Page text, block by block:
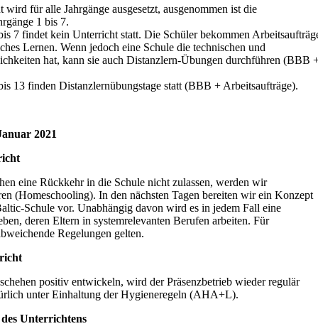
wird für alle Jahrgänge ausgesetzt, ausgenommen ist die
1 bis 7.
7 findet kein Unterricht statt. Die Schüler bekommen
Lernen. Wenn jedoch eine Schule die technischen und
hat, kann sie auch Distanzlern-Übungen durchführen (BBB
13 finden Distanzlernübungstage statt (BBB + Arbeitsaufträge).
2021
eine Rückkehr in die Schule nicht zulassen, werden wir
(Homeschooling). In den nächsten Tagen bereiten wir ein Konzept
Schule vor. Unabhängig davon wird es in jedem Fall eine
deren Eltern in systemrelevanten Berufen arbeiten. Für
Regelungen gelten.
positiv entwickeln, wird der Präsenzbetrieb wieder regulär
unter Einhaltung der Hygieneregeln (AHA+L).
Unterrichtens